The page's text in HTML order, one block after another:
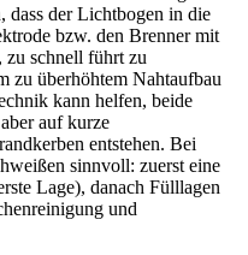
dass der Lichtbogen in die
bzw. den Brenner mit
zu schnell führt zu
zu überhöhtem Nahtaufbau
kann helfen, beide
auf kurze
entstehen. Bei
sinnvoll: zuerst eine
Lage), danach Fülllagen
und